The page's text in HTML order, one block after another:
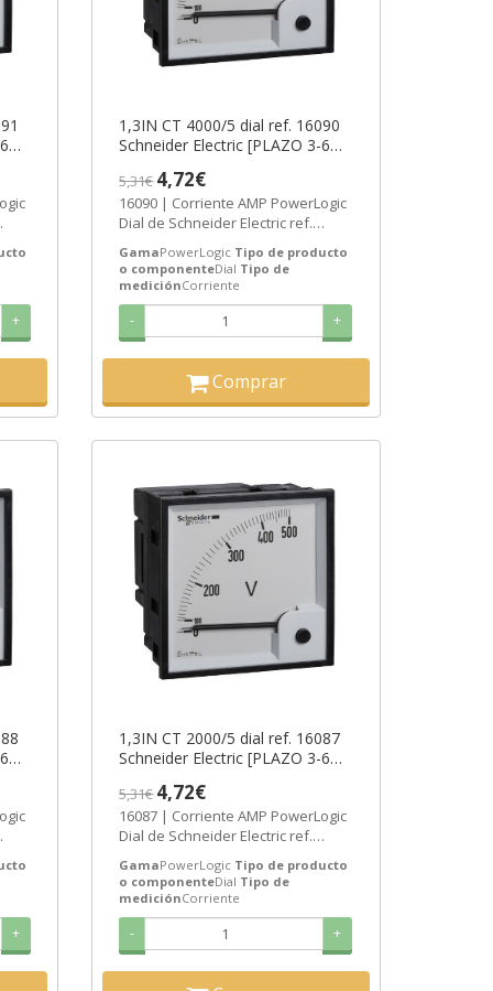
+
1,3IN CT 4000/5 dial ref. 16090
Schneider Electric [PLAZO 3-6
5,31€4,72€
16090 | Corriente AMP PowerLogic
Dial de Schneider Electric ref.
un...
GamaPowerLogic Tipo de producto
o componenteDial Tipo de
mediciónCorriente
- +
Comprar
+
1,3IN CT 2000/5 dial ref. 16087
Schneider Electric [PLAZO 3-6
5,31€4,72€
16087 | Corriente AMP PowerLogic
Dial de Schneider Electric ref.
un...
GamaPowerLogic Tipo de producto
o componenteDial Tipo de
mediciónCorriente
- +